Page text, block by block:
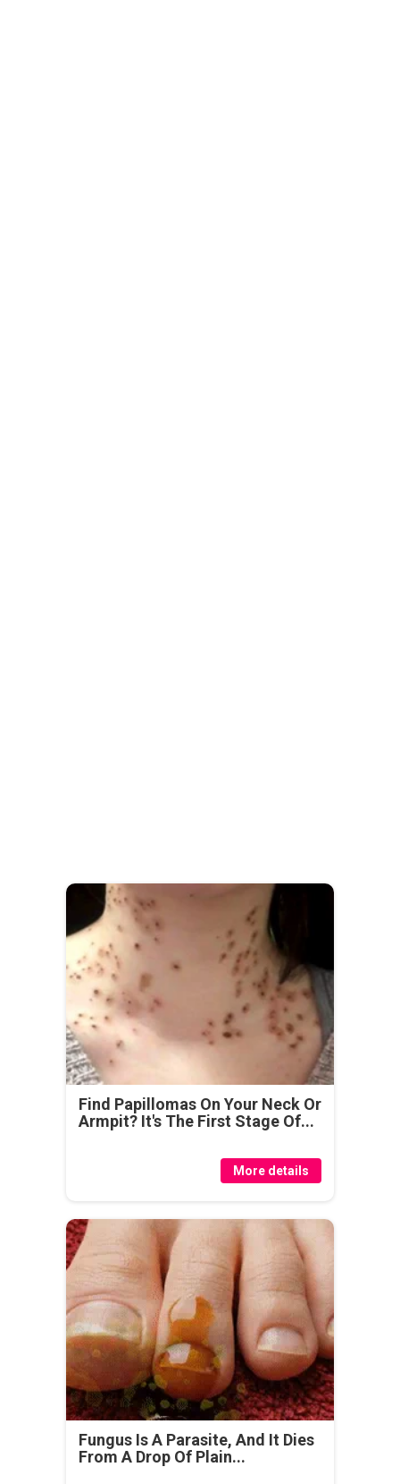
Find Papillomas On Your Neck Or
Armpit? It's The First Stage Of...
More details
Fungus Is A Parasite, And It Dies
From A Drop Of Plain...